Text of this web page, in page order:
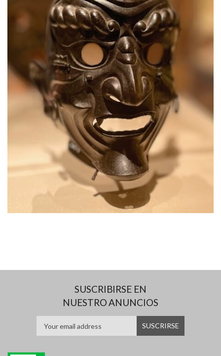
SUSCRIBIRSE EN
NUESTRO ANUNCIOS